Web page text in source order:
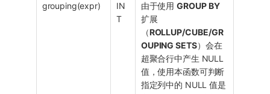
grouping(expr)
IN
T
由于使用GROUP BY
扩展
（ROLLUP/CUBE/GR
OUPING SETS）会在
超聚合行中产生 NULL
值，使用本函数可判断
指定列中的 NULL 值是